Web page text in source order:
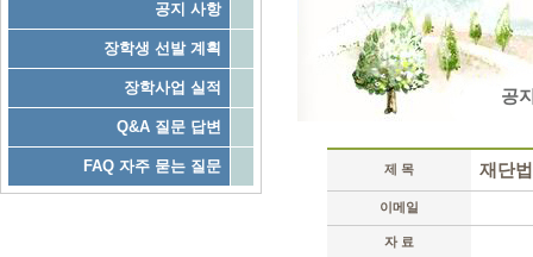
공지 사항
장학생 선발 계획
장학사업 실적
Q&A 질문 답변
FAQ 자주 묻는 질문
공
제 목 재단
이메일
자 료